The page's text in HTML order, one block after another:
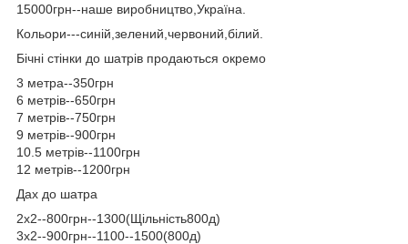
15000грн--наше виробництво,Україна.
Кольори---синій,зелений,червоний,білий.
Бічні стінки до шатрів продаються окремо
3 метра--350грн
6 метрів--650грн
7 метрів--750грн
9 метрів--900грн
10.5 метрів--1100грн
12 метрів--1200грн
Дах до шатра
2х2--800грн--1300(Щільність800д)
3х2--900грн--1100--1500(800д)